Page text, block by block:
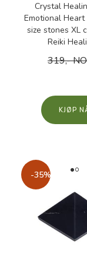
Crystal
Emotional
size stones XL
Reiki
319,-
KJØP
-35%